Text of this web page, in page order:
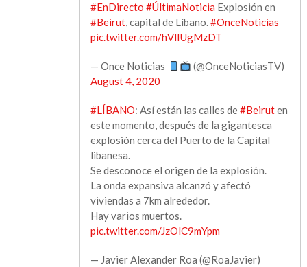
#EnDirecto #ÚltimaNoticia Explosión en
#Beirut, capital de Líbano.#OnceNoticias
pic.twitter.com/hVlIUgMzDT
— Once Noticias
(@OnceNoticiasTV)
August 4, 2020
#LÍBANO: Así están las calles de#Beiruten
este momento, después de la gigantesca
explosión cerca del Puerto de la Capital
libanesa.
Se desconoce el origen de la explosión.
La onda expansiva alcanzó y afectó
viviendas a 7km alrededor.
Hay varios muertos.
pic.twitter.com/JzOlC9mYpm
— Javier Alexander Roa (@RoaJavier)